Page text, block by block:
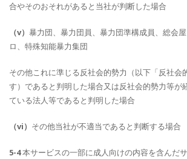
合やそのおそれがあると当社が判断した場合
（v） 暴力団、暴力団員、暴力団準構成員、総会
ロ、特殊知能暴力集団
その他これに準じる反社会的勢力（以下「反社会
す）であると判明した場合又は反社会的勢力等が
ている法人等であると判明した場合
（vi） その他当社が不適当であると判断する場合
5-4本サービスの一部に成人向けの内容を含んだ